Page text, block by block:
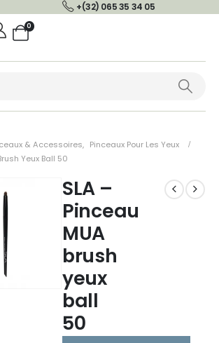
+(32) 065 35 34 05
0
& Accessoires, Pinceaux Pour Les Yeux
Yeux Ball 50
SLA –
Pinceau
MUA
brush
yeux
ball
50